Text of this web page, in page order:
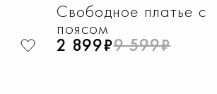
Свободное платье с
поясом
2 899₽9 599₽